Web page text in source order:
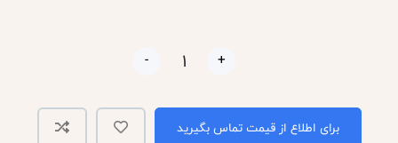
- +
برای اطلاع از قیمت تماس بگیرید